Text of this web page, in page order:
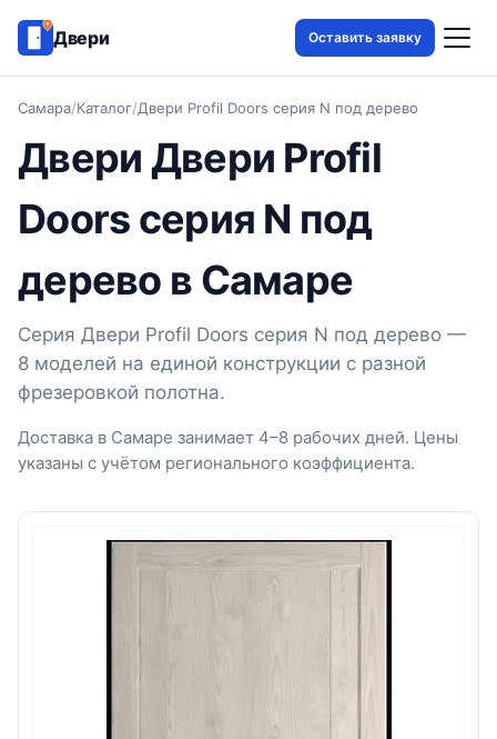
Двери Оставить заявку
Самара/Каталог/Двери Profil Doors серия N под дерево
Двери Двери Profil
Doors серия N под
дерево в Самаре
Серия Двери Profil Doors серия N под дерево —
8 моделей на единой конструкции с разной
фрезеровкой полотна.
Доставка в Самаре занимает 4–8 рабочих дней. Цены
указаны с учётом регионального коэффициента.